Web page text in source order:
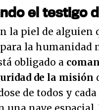
el testigo
la piel de alguien
la humanidad
obligado a
de la misión
de todos y